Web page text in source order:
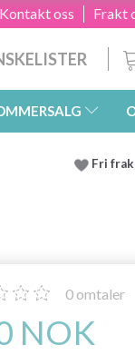
Frakt
Kontakt oss
Fri
0 omtaler
NOK